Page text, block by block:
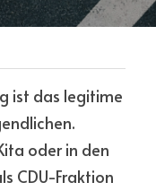
ist das legitime
oder in den
CDU-Fraktion